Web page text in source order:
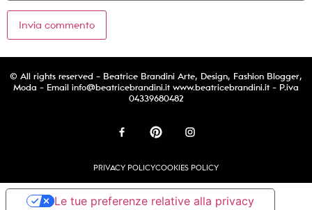
© All rights reserved - Beatrice Brandini Arte, Design, Fashion Blogger,
Moda - Email info@beatricebrandini.it www.beatricebrandini.it - P.iva
04339680482
PRIVACY POLICYCOOKIES POLICY
Le tue preferenze relative alla privacy